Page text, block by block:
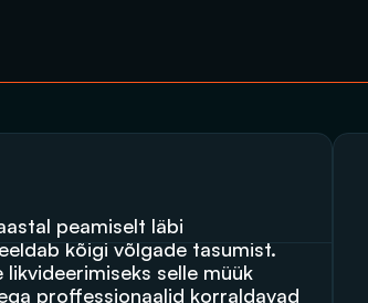
peamiselt läbi
kõigi võlgade tasumist.
proffessionaalid korraldavad